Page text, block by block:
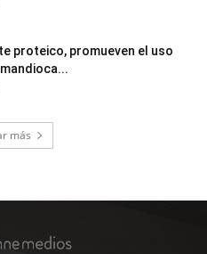
proteico, promueven el uso
más